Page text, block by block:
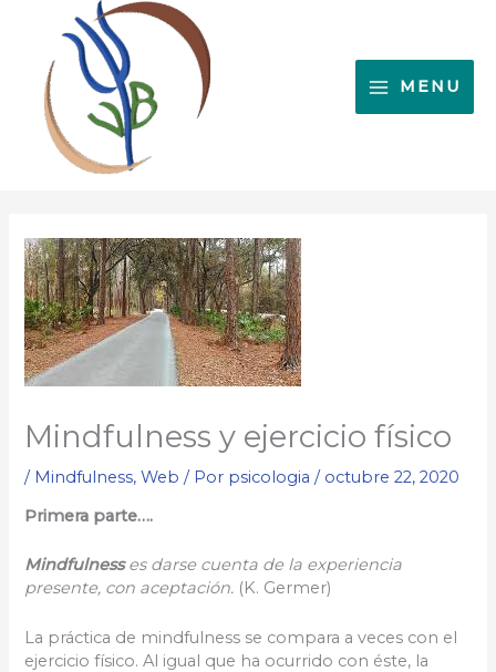
contenido
MENU
Mindfulness y ejercicio físico
/ Mindfulness,Web / Por psicologia/ octubre 22, 2020
Primera parte….
Mindfulnesses darse cuenta de la experiencia
presente, con aceptación. (K. Germer)
La práctica de mindfulness se compara a veces con el
ejercicio físico. Al igual que ha ocurrido con éste, la